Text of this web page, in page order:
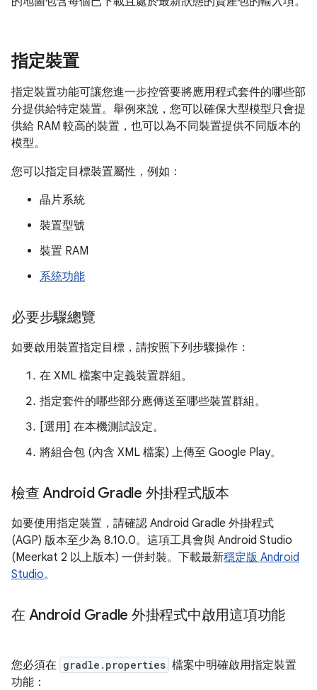
指定裝置
指定裝置功能可讓您進一步控管要將應用程式套件的哪些部
分提供給特定裝置。舉例來說，您可以確保大型模型只會提
供給 RAM 較高的裝置，也可以為不同裝置提供不同版本的
模型。
您可以指定目標裝置屬性，例如：
晶片系統
裝置型號
裝置 RAM
系統功能
必要步驟總覽
如要啟用裝置指定目標，請按照下列步驟操作：
在 XML 檔案中定義裝置群組。
指定套件的哪些部分應傳送至哪些裝置群組。
[選用] 在本機測試設定。
將組合包 (內含 XML 檔案) 上傳至 Google Play。
檢查 Android Gradle 外掛程式版本
如要使用指定裝置，請確認 Android Gradle 外掛程式
(AGP) 版本至少為 8.10.0。這項工具會與 Android Studio
(Meerkat 2 以上版本) 一併封裝。下載最新穩定版 Android
Studio。
在 Android Gradle 外掛程式中啟用這項功能
您必須在 gradle.properties 檔案中明確啟用指定裝置
功能：